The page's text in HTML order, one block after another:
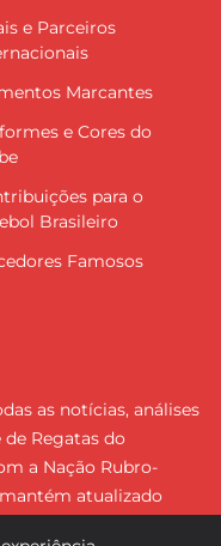
e Parceiros
Marcantes
e Cores do
para o
Brasileiro
Famosos
as notícias, análises
Regatas do
a Nação Rubro-
atualizado